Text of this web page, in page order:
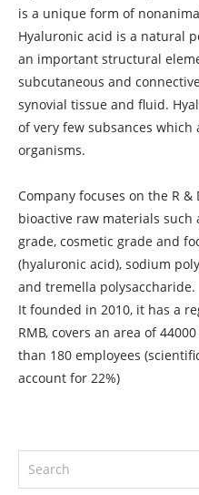
is a unique form of
Hyaluronic acid is a natural
an important structural
subcutaneous and
synovial tissue and fluid.
of very few subsances
organisms.
Company focuses on the R
bioactive raw materials
grade, cosmetic grade and
(hyaluronic acid), sodium
and tremella polysaccharide.
It founded in 2010, it has a
RMB, covers an area of
than 180 employees
account for 22%)